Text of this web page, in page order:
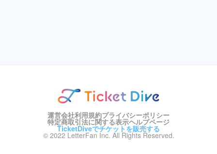
運営会社利用規約プライバシーポリシー
特定商取引法に関する表示ヘルプページ
TicketDiveでチケットを販売する
© 2022 LetterFan Inc. All Rights Reserved.